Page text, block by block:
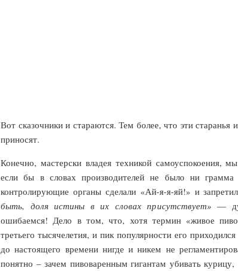
Вот сказочники и стараются. Тем более, что эти
приносят.
Конечно, мастерски владея техникой самоуспокоения,
если бы в словах производителей не было ни
контролирующие органы сделали «Ай-я-я-яй!» и
быть, доля истины в их словах присутствует» —
ошибаемся! Дело в том, что, хотя термин «живое
третьего тысячелетия, и пик популярности его
до настоящего времени нигде и никем не
понятно – зачем пивоваренным гигантам убивать